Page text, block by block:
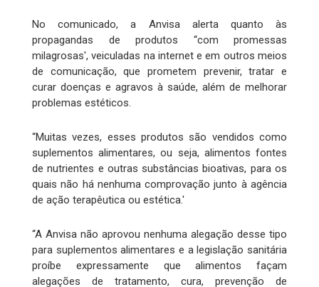
No comunicado, a Anvisa alerta quanto às
propagandas de produtos “com promessas
milagrosas', veiculadas na internet e em outros meios
de comunicação, que prometem prevenir, tratar e
curar doenças e agravos à saúde, além de melhorar
problemas estéticos.
“Muitas vezes, esses produtos são vendidos como
suplementos alimentares, ou seja, alimentos fontes
de nutrientes e outras substâncias bioativas, para os
quais não há nenhuma comprovação junto à agência
de ação terapêutica ou estética.'
“A Anvisa não aprovou nenhuma alegação desse tipo
para suplementos alimentares e a legislação sanitária
proíbe expressamente que alimentos façam
alegações de tratamento, cura, prevenção de